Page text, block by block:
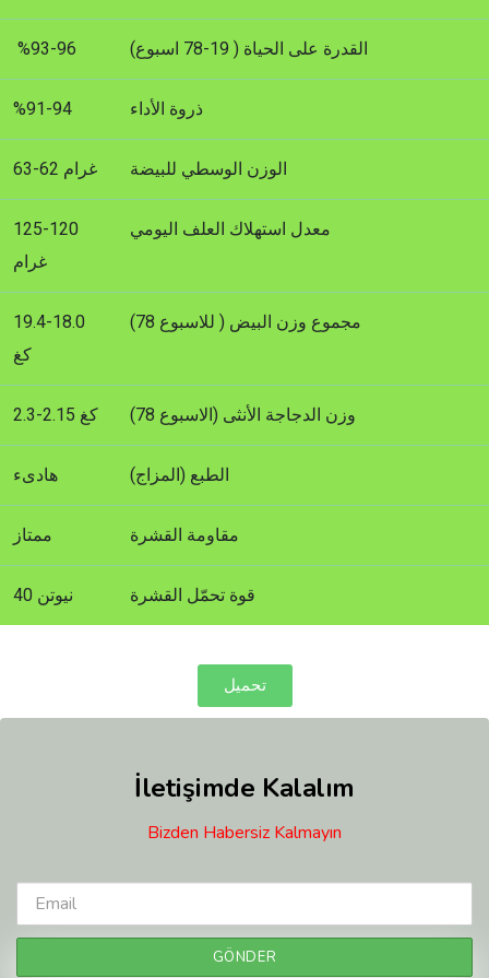
%93-96 القدرة على الحياة ( 19-78 اسبوع)
%91-94 ذروة الأداء
63-62 غرام الوزن الوسطي للبيضة
125-120
غرام
معدل استهلاك العلف اليومي
19.4-18.0
كغ
مجموع وزن البيض ( للاسبوع 78)
2.3-2.15 كغ وزن الدجاجة الأنثى (الاسبوع 78)
هادىء الطبع (المزاج)
ممتاز مقاومة القشرة
40 نيوتن قوة تحمّل القشرة
تحميل
İletişimde Kalalım
Bizden Habersiz Kalmayın